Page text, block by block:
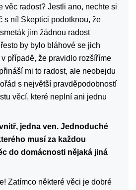
věc radost? Jestli ano, nechte si
s ní! Skeptici podotknou, že
jim žádnou radost
by bylo bláhové se jich
případě, že pravidlo rozšíříme
mi to radost, ale neobejdu
s největší pravděpodobností
věcí, které neplní ani jednu
jedna ven. Jednoduché
musí za každou
do domácnosti nějaká jiná
Zatímco některé věci je dobré